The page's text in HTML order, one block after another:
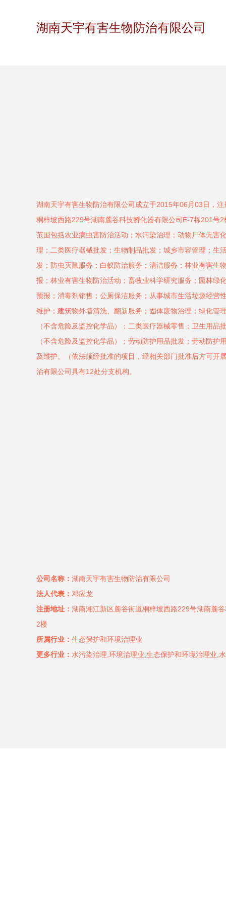
湖南天宇有害生物防治有限公司
湖南天宇有害生物防治有限公司成立于2015年06月03日，
桐梓坡西路229号湖南麓谷科技孵化器有限公司E-7栋201号
范围包括农业病虫害防治活动；水污染治理；动物尸体无害
理；二类医疗器械批发；生物制品批发；城乡市容管理；生
发；防虫灭鼠服务；白蚁防治服务；清洁服务；林业有害生
报；林业有害生物防治活动；畜牧业科学研究服务；园林绿
预报；消毒剂销售；公厕保洁服务；从事城市生活垃圾经营
维护；建筑物外墙清洗、翻新服务；固体废物治理；绿化管
（不含危险及监控化学品）；二类医疗器械零售；卫生用品
（不含危险及监控化学品）；劳动防护用品批发；劳动防护
及维护。（依法须经批准的项目，经相关部门批准后方可开
治有限公司具有12处分支机构。
公司名称： 湖南天宇有害生物防治有限公司
法人代表： 邓应龙
注册地址： 湖南湘江新区麓谷街道桐梓坡西路229号湖南麓
2楼
所属行业： 生态保护和环境治理业
更多行业： 水污染治理,环境治理业,生态保护和环境治理业,